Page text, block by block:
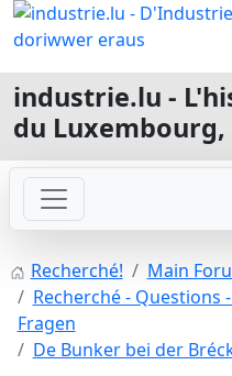
industrie.lu -
du
Recherché!
Main
Recherché - Questions
Fragen
De Bunker bei der